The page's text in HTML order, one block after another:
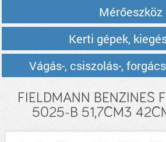
Mérőeszköz
Kerti gépek,
Vágás-, csiszolás-,
FIELDMANN BENZINES
5025-B 51,7CM3